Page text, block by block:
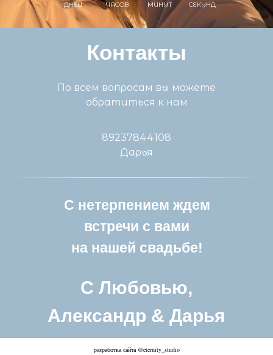
МИНУТ
ЧАСОВ
ДНЕЙ СЕКУНД
Контакты
По всем вопросам вы можете
обратиться к нам
89237844108
Дарья
C Любовью,
Александр & Дарья
С нетерпением ждем
встречи с вами
на нашей свадьбе!
разработка сайта @eternity_studio